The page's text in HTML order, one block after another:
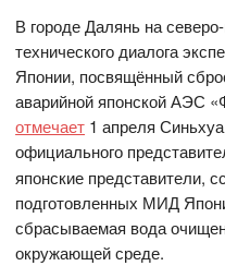
В городе Далянь на
технического диалога
Японии, посвящённый
аварийной японской АЭС
отмечает 1 апреля
официального
японские представители,
подготовленных МИД
сбрасываемая вода
окружающей среде.